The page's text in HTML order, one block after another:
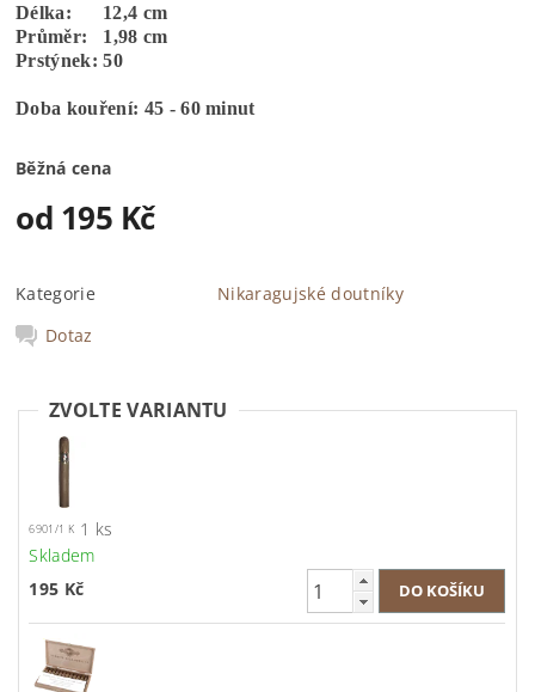
Délka: 12,4 cm
Průměr: 1,98 cm
Prstýnek: 50
Doba kouření: 45 - 60 minut
Běžná cena
od 195 Kč
Kategorie
Nikaragujské doutníky
Dotaz
ZVOLTE VARIANTU
6901/1 K 1 ks
Skladem
195 Kč